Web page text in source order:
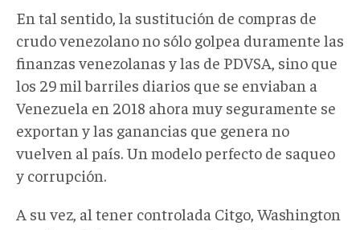
En tal sentido, la sustitución de compras de
crudo venezolano no sólo golpea duramente las
finanzas venezolanas y las de PDVSA, sino que
los 29 mil barriles diarios que se enviaban a
Venezuela en 2018 ahora muy seguramente se
exportan y las ganancias que genera no
vuelven al país. Un modelo perfecto de saqueo
y corrupción.
A su vez, al tener controlada Citgo, Washington